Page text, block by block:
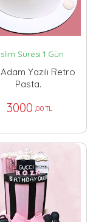
Süresi 1 Gün
Yazılı Retro
Pasta.
3000 ,00 TL